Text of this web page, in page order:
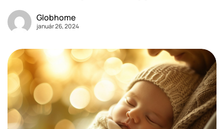
Globhome
január 26, 2024